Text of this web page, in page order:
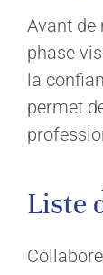
Avant de
phase
la
permet
Liste